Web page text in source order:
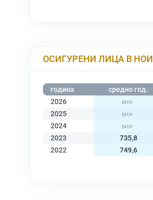
ОСИГУРЕНИ ЛИЦА В НОИ
година средно год.
2026
2025
2024
2023
735,8
2022
749,6